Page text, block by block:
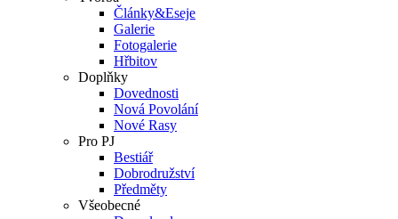
Články&Eseje
Galerie
Fotogalerie
Hřbitov
Doplňky
Dovednosti
Nová Povolání
Nové Rasy
Pro PJ
Bestiář
Dobrodružství
Předměty
Všeobecné